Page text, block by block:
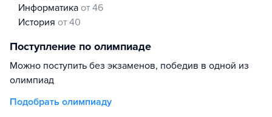
информатика от 46
история от 40
Поступление по олимпиаде
Можно поступить без экзаменов, победив в одной из
олимпиад
Подобрать олимпиаду